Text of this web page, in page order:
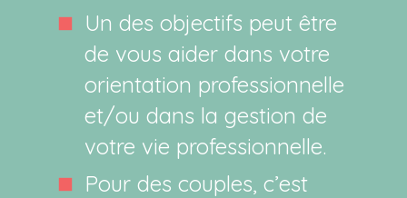
Un des objectifs peut être
de vous aider dans votre
orientation professionnelle
et/ou dans la gestion de
votre vie professionnelle.
Pour des couples, c’est